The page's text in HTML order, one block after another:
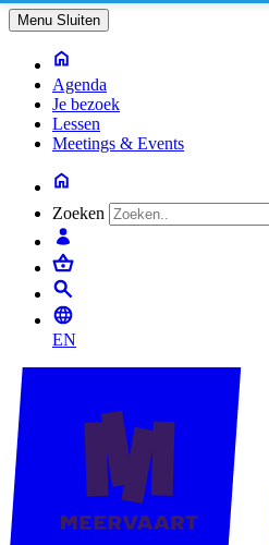
Menu Sluiten
Agenda
Je bezoek
Lessen
Meetings & Events
Zoeken
EN